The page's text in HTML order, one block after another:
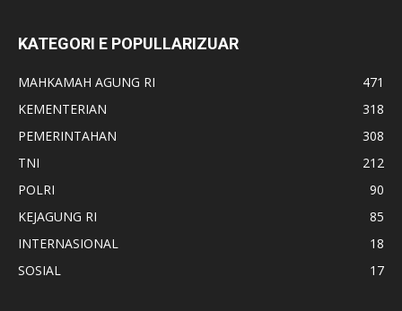
KATEGORI E POPULLARIZUAR
MAHKAMAH AGUNG RI
471
KEMENTERIAN
318
PEMERINTAHAN
308
TNI
212
POLRI
90
KEJAGUNG RI
85
INTERNASIONAL
18
SOSIAL
17